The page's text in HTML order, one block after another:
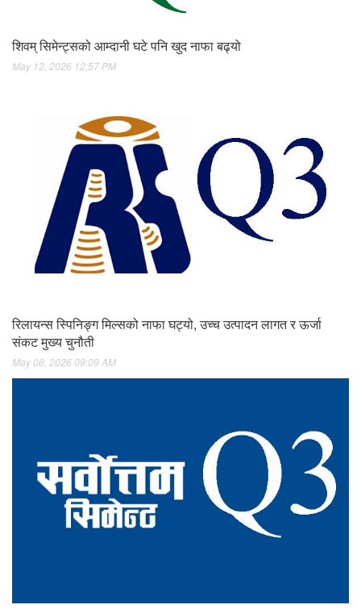
शिवम् सिमेन्ट्सको आम्दानी घटे पनि खुद नाफा बढ्यो
May 12, 2026 12:57 PM
रिलायन्स स्पिनिङ्ग मिल्सको नाफा घट्यो, उच्च उत्पादन लागत र ऊर्जा
संकट मुख्य चुनौती
May 06, 2026 09:09 AM